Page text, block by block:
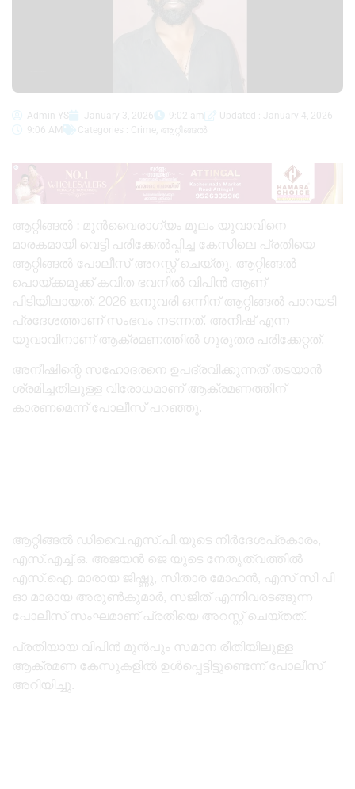
Admin YS January 3, 2026 9:02 am
Updated : January 4, 2026
9:06 AM
Categories : Crime ആറ്റിങ്ങൽ
ആറ്റിങ്ങൽ : മുൻവൈരാഗ്യം മൂലം യുവാവിനെ
മാരകമായി വെട്ടി പരിക്കേൽപ്പിച്ച കേസിലെ പ്രതിയെ
ആറ്റിങ്ങൽ പോലീസ് അറസ്റ്റ് ചെയ്തു. ആറ്റിങ്ങൽ
പൊയ്ക്കമുക്ക് കവിത ഭവനിൽ വിപിൻ ആണ്
പിടിയിലായത്. 2026 ജനുവരി ഒന്നിന് ആറ്റിങ്ങൽ പാറയടി
പ്രദേശത്താണ് സംഭവം നടന്നത്. അനീഷ് എന്ന
യുവാവിനാണ് ആക്രമണത്തിൽ ഗുരുതര പരിക്കേറ്റത്.
അനീഷിന്റെ സഹോദരനെ ഉപദ്രവിക്കുന്നത് തടയാൻ
ശ്രമിച്ചതിലുള്ള വിരോധമാണ് ആക്രമണത്തിന്
കാരണമെന്ന് പോലീസ് പറഞ്ഞു.
ആറ്റിങ്ങൽ ഡിവൈ.എസ്.പി.യുടെ നിർദേശപ്രകാരം,
എസ്.എച്ച്.ഒ. അജയൻ ജെ യുടെ നേതൃത്വത്തിൽ
എസ്.ഐ. മാരായ ജിഷ്ണു, സിതാര മോഹൻ, എസ് സി പി
ഓ മാരായ അരുണ്‍കുമാർ, സജിത് എന്നിവരടങ്ങുന്ന
പോലീസ് സംഘമാണ് പ്രതിയെ അറസ്റ്റ് ചെയ്തത്.
പ്രതിയായ വിപിൻ മുൻപും സമാന രീതിയിലുള്ള
ആക്രമണ കേസുകളിൽ ഉൾപ്പെട്ടിട്ടുണ്ടെന്ന് പോലീസ്
അറിയിച്ചു.